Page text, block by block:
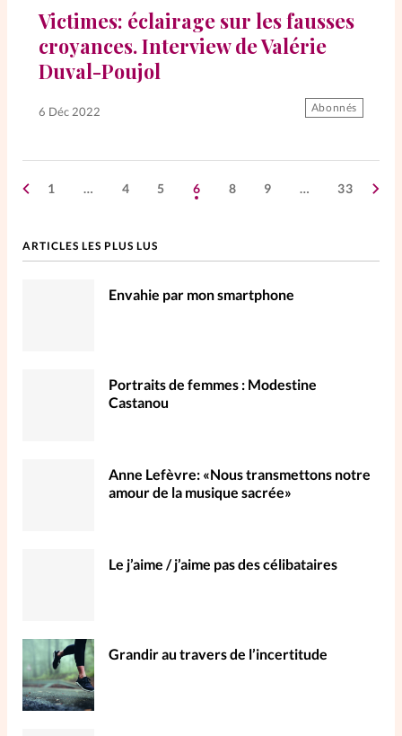
Victimes: éclairage sur les fausses
croyances. Interview de Valérie
Duval-Poujol
6 Déc 2022 Abonnés
1 … 4 5 6 8 9 … 33
ARTICLES LES PLUS LUS
Envahie par mon smartphone
Portraits de femmes : Modestine
Castanou
Anne Lefèvre: «Nous transmettons notre
amour de la musique sacrée»
Le j’aime / j’aime pas des célibataires
Grandir au travers de l’incertitude